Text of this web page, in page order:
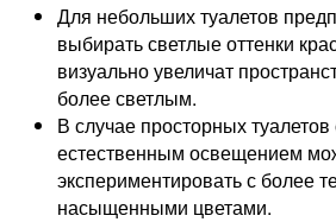
Для небольших туалетов
выбирать светлые оттенки
визуально увеличат
более светлым.
В случае просторных
естественным освещением
экспериментировать с более
насыщенными цветами.